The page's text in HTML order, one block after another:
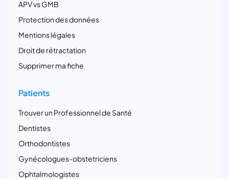
APV vs GMB
Protection des données
Mentions légales
Droit de rétractation
Supprimer ma fiche
Patients
Trouver un Professionnel de Santé
Dentistes
Orthodontistes
Gynécologues-obstetriciens
Ophtalmologistes